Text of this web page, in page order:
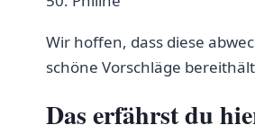
Wir hoffen, dass diese
schöne Vorschläge
Das erfährst ⁣du